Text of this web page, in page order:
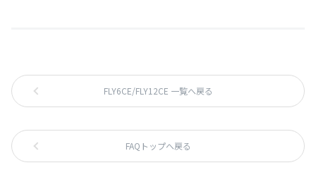
FLY6CE/FLY12CE 一覧へ戻る
FAQトップへ戻る